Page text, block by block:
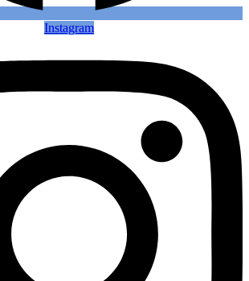
Instagram